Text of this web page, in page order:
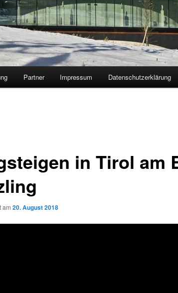
Partner Impressum Datenschutzerklärung
in Tirol am
am 20. August 2018